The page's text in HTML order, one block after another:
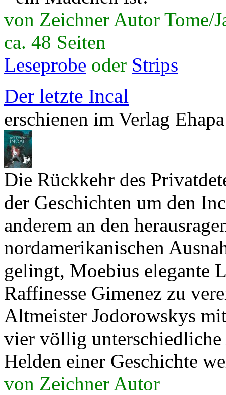
von Zeichner Autor Tome/
ca. 48 Seiten
Leseprobe oder Strips
Der letzte Incal
erschienen im Verlag
Die Rückkehr des
der Geschichten um den
anderem an den
nordamerikanischen
gelingt, Moebius elegante
Raffinesse Gimenez zu
Altmeister Jodorowskys
vier völlig
Helden einer Geschichte
von Zeichner Autor